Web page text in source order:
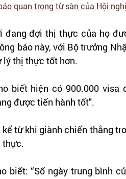
quan trọng từ sàn của Hội
đang đợi thị thực của họ
báo này, với Bộ trưởng
lý thị thực tốt hơn.
biết hiện có 900.000
được tiến hành tốt".
kể từ khi giành chiến thắng
thực.
biết: “Số ngày trung bình